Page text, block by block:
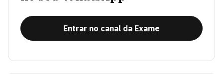
Entrar no canal da Exame